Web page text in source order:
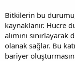
Bitkilerin bu durumu,
kaynaklanır. Hücre
alımını
olanak sağlar. Bu
bariyer